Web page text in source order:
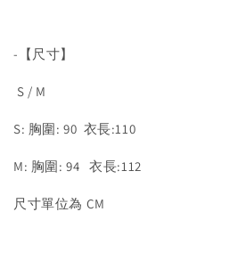
-【尺寸】
S / M
S: 胸圍: 90 衣長:110
M: 胸圍: 94 衣長:112
尺寸單位為 CM